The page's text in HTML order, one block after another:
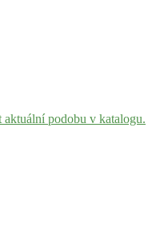
aktuální podobu v katalogu.